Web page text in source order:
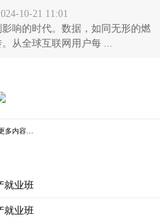
10-21 11:01
响的时代。数据，如同无形的燃
从全球互联网用户每 ...
多内容…
就业班
就业班